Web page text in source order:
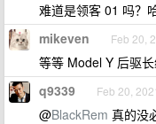
难道是领客 01 吗？
mikeven Feb 20,
等等 Model Y 后驱
q9339 Feb 20,
@BlackRem 真的没